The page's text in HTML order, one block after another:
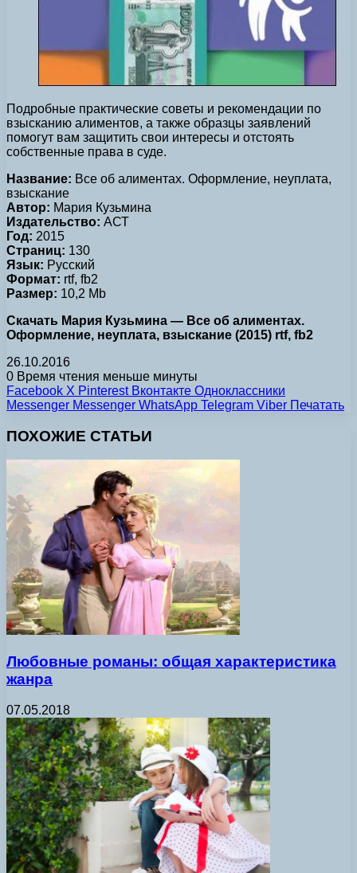
Подробные практические советы и рекомендации по
взысканию алиментов, а также образцы заявлений
помогут вам защитить свои интересы и отстоять
собственные права в суде.
Название: Все об алиментах. Оформление, неуплата,
взыскание
Автор: Мария Кузьмина
Издательство: АСТ
Год: 2015
Страниц: 130
Язык: Русский
Формат: rtf, fb2
Размер: 10,2 Mb
Скачать Мария Кузьмина — Все об алиментах.
Оформление, неуплата, взыскание (2015) rtf, fb2
26.10.2016
0 Время чтения меньше минуты
Facebook X Pinterest Вконтакте Одноклассники
Messenger Messenger WhatsApp Telegram Viber Печатать
ПОХОЖИЕ СТАТЬИ
Любовные романы: общая характеристика
жанра
07.05.2018